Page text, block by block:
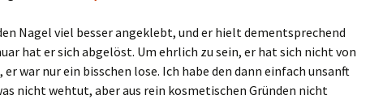
Nagel viel besser angeklebt, und er hielt dementsprechend
hat er sich abgelöst. Um ehrlich zu sein, er hat sich nicht von
war nur ein bisschen lose. Ich habe den dann einfach unsanft
nicht wehtut, aber aus rein kosmetischen Gründen nicht